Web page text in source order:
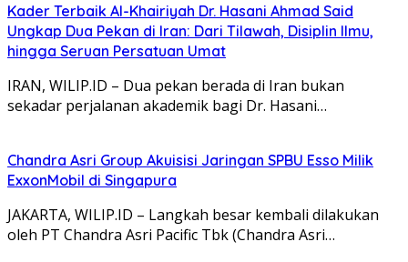
Kader Terbaik Al-Khairiyah Dr. Hasani Ahmad Said
Ungkap Dua Pekan di Iran: Dari Tilawah, Disiplin Ilmu,
hingga Seruan Persatuan Umat
IRAN, WILIP.ID – Dua pekan berada di Iran bukan
sekadar perjalanan akademik bagi Dr. Hasani…
Chandra Asri Group Akuisisi Jaringan SPBU Esso Milik
ExxonMobil di Singapura
JAKARTA, WILIP.ID – Langkah besar kembali dilakukan
oleh PT Chandra Asri Pacific Tbk (Chandra Asri…